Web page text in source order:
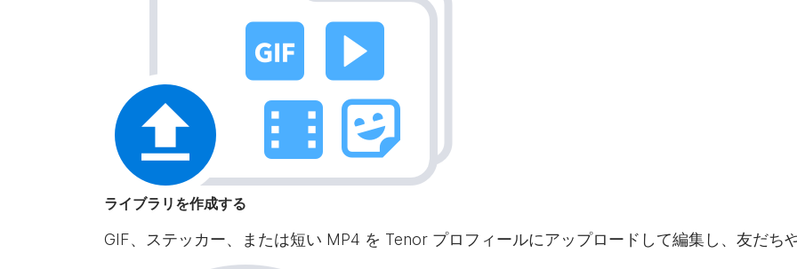
ライブラリを作成する
GIF、ステッカー、または短い MP4 を Tenor プロフィールにアップロードして編集し、友だち